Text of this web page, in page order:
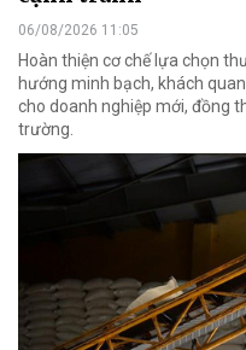
06/08/2026 11:05
Hoàn thiện cơ chế lựa chọn
hướng minh bạch, khách
cho doanh nghiệp mới, đồng
trường.